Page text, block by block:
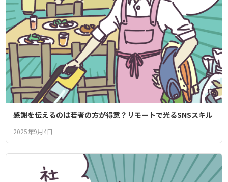
感謝を伝えるのは若者の方が得意？リモートで光るSNSスキル
2025年9月4日